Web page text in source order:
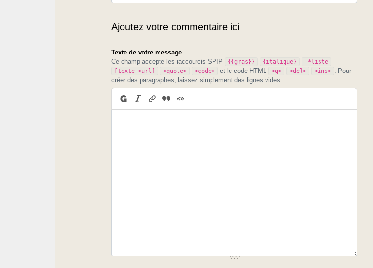
Ajoutez votre commentaire ici
Texte de votre message
Ce champ accepte les raccourcis SPIP
{{gras}} {italique}
-*liste
[texte->url]
<quote> <code> et le code HTML <q> <del> <ins>
. Pour
créer des paragraphes, laissez simplement des lignes vides.